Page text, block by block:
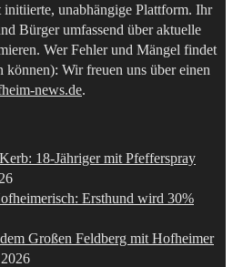
initiierte, unabhängige Plattform. Ihr
Bürger umfassend über aktuelle
Wer Fehler und Mängel findet
können): Wir freuen uns über einen
news.de.
18-Jähriger mit Pfefferspray
Ersthund wird 30%
Großen Feldberg mit Hofheimer